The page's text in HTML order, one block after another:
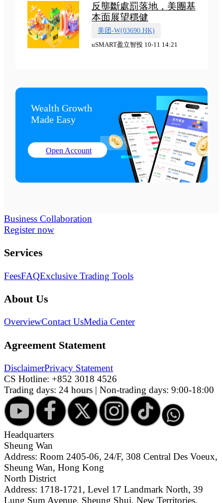
反壟斷處罰落地，美團基
本面展望穩健
美团-W(03690.HK)
uSMART盈立智投 10-11 14:21
Wealth Growth
Made Easy
Open Account
Business Collaboration
Register now
Services
FeesFAQExclusive Trading Tools
About Us
OverviewContact UsMedia Center
Agreement Statement
DisclaimerPrivacy Statement
CS Hotline: +852 3018 4526
Trading days: 24 hours | Non-trading days: 9:00-18:00
Headquarters
Sheung Wan
Address: Room 2405-06, 24/F, 308 Central Des Voeux,
Sheung Wan, Hong Kong
North District
Address: 1718-1721, Level 17 Landmark North, 39
Lung Sum Avenue, Sheung Shui, New Territories,